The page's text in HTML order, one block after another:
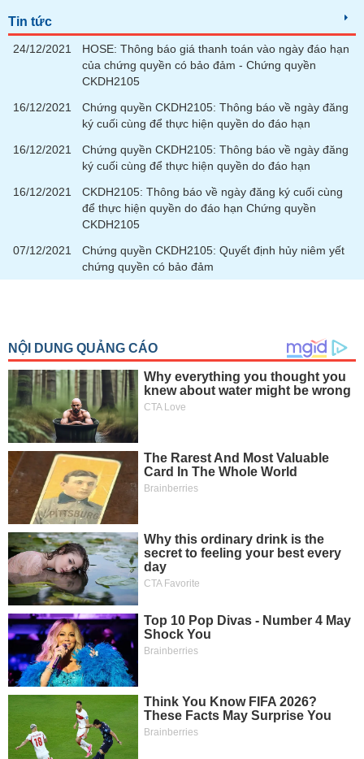
liệu
Tâm
Tin tức
24/12/2021
HOSE: Thông báo giá thanh toán vào ngày đáo hạn
của chứng quyền có bảo đảm - Chứng quyền
CKDH2105
16/12/2021
Chứng quyền CKDH2105: Thông báo về ngày đăng
ký cuối cùng để thực hiện quyền do đáo hạn
16/12/2021
Chứng quyền CKDH2105: Thông báo về ngày đăng
ký cuối cùng để thực hiện quyền do đáo hạn
16/12/2021
CKDH2105: Thông báo về ngày đăng ký cuối cùng
để thực hiện quyền do đáo hạn Chứng quyền
CKDH2105
07/12/2021
Chứng quyền CKDH2105: Quyết định hủy niêm yết
chứng quyền có bảo đảm
KHÔNG
THIẾT
CHĂM
SÓC
SỨC
KHỎE
TÀI
CHÍNH
CÔNG
NGHỆ
THÔNG
TIN
DỊCH
VỤ
TRUYỀN